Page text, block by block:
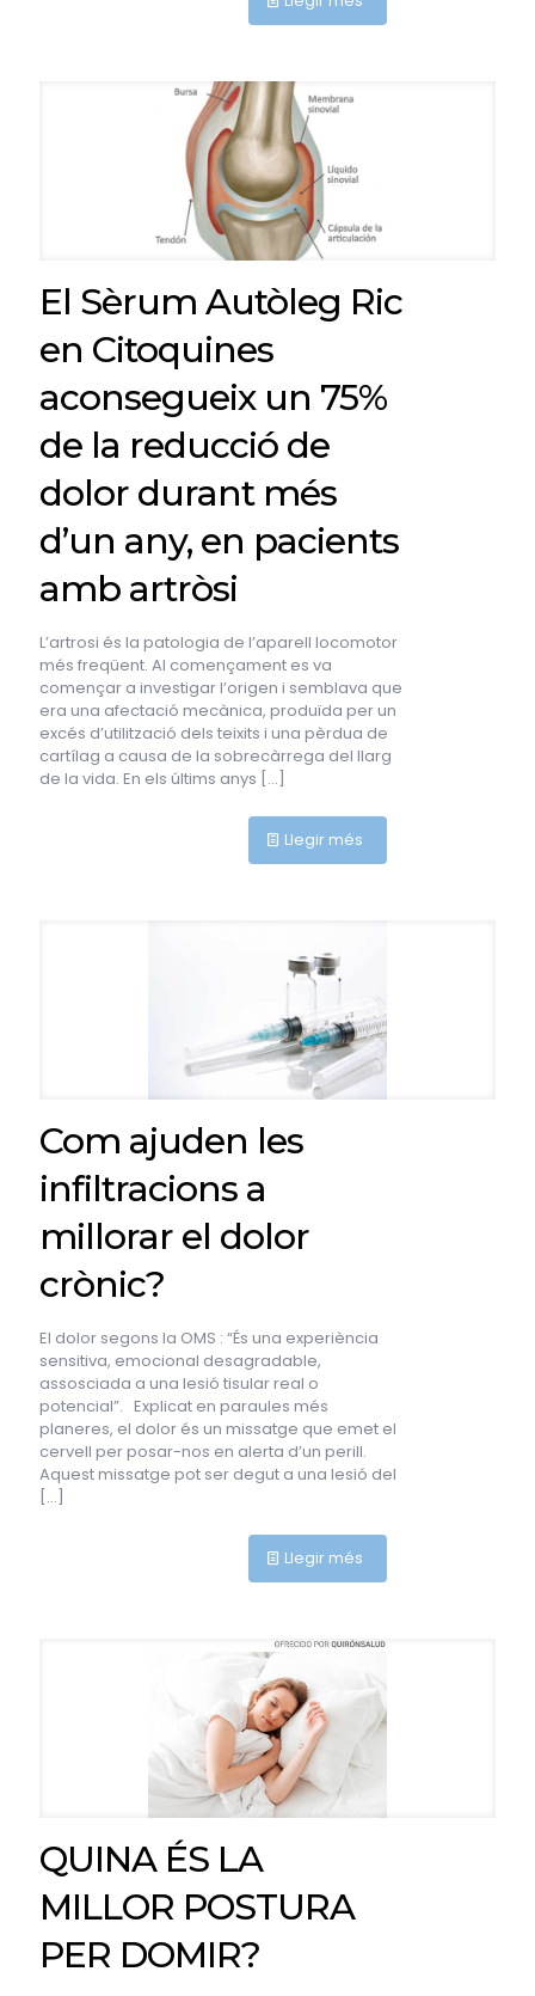
El Sèrum Autòleg Ric
en Citoquines
aconsegueix un 75%
de la reducció de
dolor durant més
d’un any, en pacients
amb artròsi
L’artrosi és la patologia de l’aparell locomotor
més freqüent. Al començament es va
començar a investigar l’origen i semblava que
era una afectació mecànica, produïda per un
excés d’utilització dels teixits i una pèrdua de
cartílag a causa de la sobrecàrrega del llarg
de la vida. En els últims anys […]
Llegir més
Com ajuden les
infiltracions a
millorar el dolor
crònic?
El dolor segons la OMS : “És una experiència
sensitiva, emocional desagradable,
assosciada a una lesió tisular real o
potencial”. Explicat en paraules més
planeres, el dolor és un missatge que emet el
cervell per posar-nos en alerta d’un perill.
Aquest missatge pot ser degut a una lesió del
[…]
Llegir més
QUINA ÉS LA
MILLOR POSTURA
PER DOMIR?